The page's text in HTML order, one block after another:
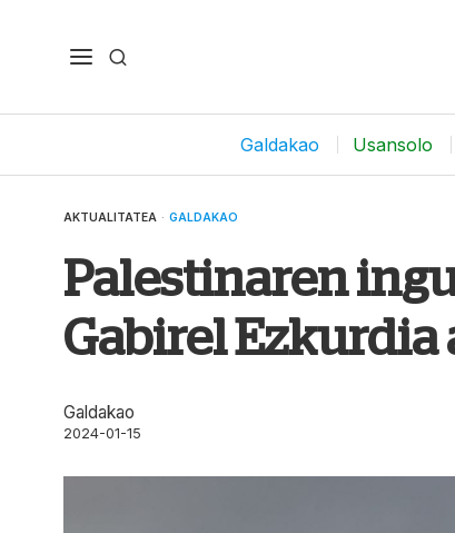
Galdakao Usansolo
AKTUALITATEA · GALDAKAO
Palestinaren
Gabirel
Galdakao
2024-01-15